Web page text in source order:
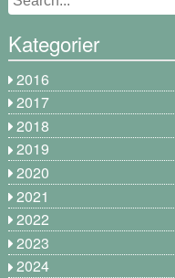
Kategorier
2016
2017
2018
2019
2020
2021
2022
2023
2024